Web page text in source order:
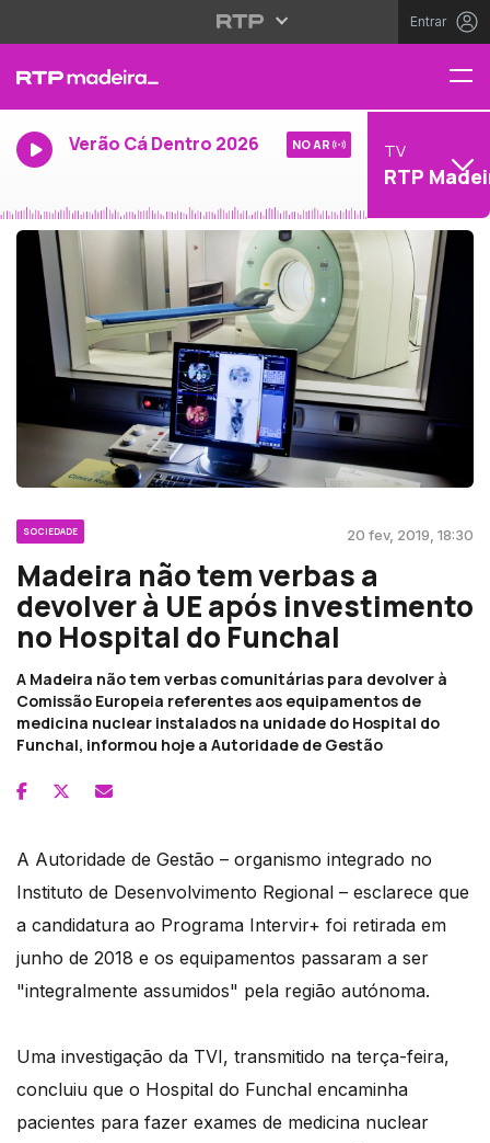
Entrar
Verão Cá Dentro 2026 NO AR TV
RTP
SOCIEDADE 20 fev, 2019, 18:30
Madeira não tem verbas a
devolver à UE após investimento
no Hospital do Funchal
A Madeira não tem verbas comunitárias para devolver à
Comissão Europeia referentes aos equipamentos de
medicina nuclear instalados na unidade do Hospital do
Funchal, informou hoje a Autoridade de Gestão
A Autoridade de Gestão – organismo integrado no
Instituto de Desenvolvimento Regional – esclarece que
a candidatura ao Programa Intervir+ foi retirada em
junho de 2018 e os equipamentos passaram a ser
"integralmente assumidos" pela região autónoma.
Uma investigação da TVI, transmitido na terça-feira,
concluiu que o Hospital do Funchal encaminha
pacientes para fazer exames de medicina nuclear